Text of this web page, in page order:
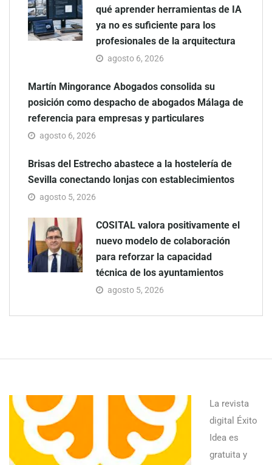
qué aprender herramientas de IA
ya no es suficiente para los
profesionales de la arquitectura
agosto 6, 2026
Martín Mingorance Abogados consolida su
posición como despacho de abogados Málaga de
referencia para empresas y particulares
agosto 6, 2026
Brisas del Estrecho abastece a la hostelería de
Sevilla conectando lonjas con establecimientos
agosto 5, 2026
COSITAL valora positivamente el
nuevo modelo de colaboración
para reforzar la capacidad
técnica de los ayuntamientos
agosto 5, 2026
La revista
digital Éxito
Idea es
gratuita y